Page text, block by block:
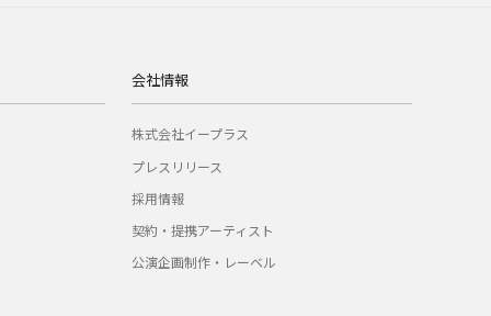
会社情報
株式会社イープラス
プレスリリース
採用情報
契約・提携アーティスト
公演企画制作・レーベル